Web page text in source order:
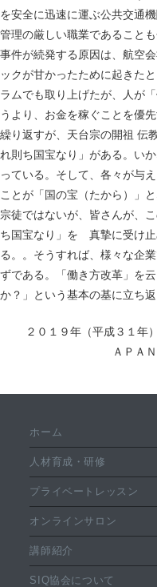
を安全に迅速に運ぶ公共交通
管理の厳しい職業であること
事件が続発する原因は、航空
ックが甘かったために起きた
ラムでも取り上げたが、人が
うより、お金を稼ぐことを優
繰り返すが、天台宗の開祖 伝
れ則ち国宝なり」がある。い
っている。そして、各々が与
ことが「国の宝（たから）」
宗徒ではないが、皆さんが、
ち国宝なり」を 真摯に受け
る。。そうすれば、様々な企
ずである。「働き方改革」を
か？」という基本の基に立ち
２０１９年（平成３１年
ＡＰＡ
ホーム
人材育成・研修
プライベートレッスン
オンラインサロン
講師紹介
SIQ協会について